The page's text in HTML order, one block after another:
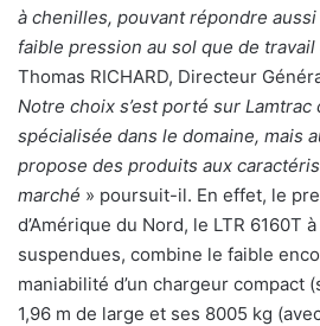
à chenilles, pouvant répondre
faible pression au sol que de
Thomas RICHARD, Directeur
Notre choix s’est porté sur
spécialisée dans le domaine, mais
propose des produits aux
marché » poursuit-il. En effet, le
d’Amérique du Nord, le LTR 6160T
suspendues, combine le faible
maniabilité d’un chargeur compact
1,96 m de large et ses 8005 kg